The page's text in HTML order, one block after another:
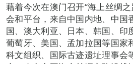
藉着今次在澳门召开“海上丝绸
会和平台，来自中国内地、中国
国、澳大利亚、日本、韩国、印
葡萄牙、美国、孟加拉国等国家
科文组织、国际古迹遗址理事会